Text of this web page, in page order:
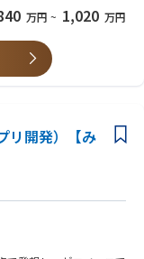
等に対する不安を持つ
チャレンジすることに
テム内製化を推進して
していただける組織マ
ーのプロダクトの継続
や可用性の向上、運用
う、古い手法や固定観
入れた組織推進を歓迎
イレクトリクルーティ
万円 ~ 1,020 万円
リ開発）【み